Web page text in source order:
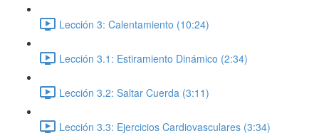
Lección 3: Calentamiento (10:24)
Lección 3.1: Estiramiento Dinámico (2:34)
Lección 3.2: Saltar Cuerda (3:11)
Lección 3.3: Ejercicios Cardiovasculares (3:34)